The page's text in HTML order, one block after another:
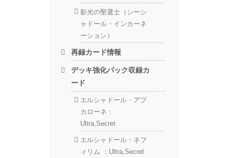
影光の聖選士（シーシ
ャドール・インカーネ
ーション）
再録カード情報
デッキ強化パック収録カ
ード
エルシャドール・アプ
カローネ：
Ultra,Secret
エルシャドール・ネフ
ィリム ：Ultra,Secret